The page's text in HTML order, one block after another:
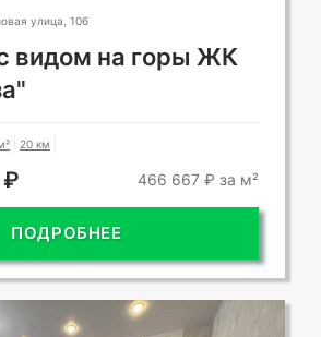
улица, 106
видом на горы ЖК
20 км
₽ 466 667 ₽ за м²
ПОДРОБНЕЕ